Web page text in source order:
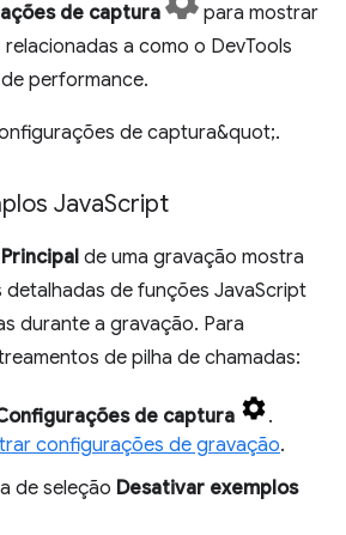
de captura
para mostrar
a como o DevTools
performance.
JavaScript
Principal de uma gravação mostra
detalhadas de funções JavaScript
durante a gravação. Para
de pilha de chamadas:
de captura
.
configurações de gravação.
de seleção Desativar exemplos